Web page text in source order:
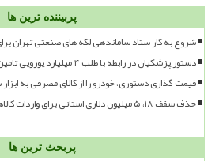
پربیننده ترین ها
شروع به کار ستاد ساماندهی لکه های صنعتی تهران
دستور پزشکیان در رابطه با طلب ۴ میلیارد یورویی تامین کنندگان کالاهای اساسی
قیمت گذاری دستوری، خودرو را از کالای مصرفی به
حذف سقف ۱۸، ۵ میلیون دلاری استانی برای واردات کالاهای اساسی از مرزها
پربحث ترین ها